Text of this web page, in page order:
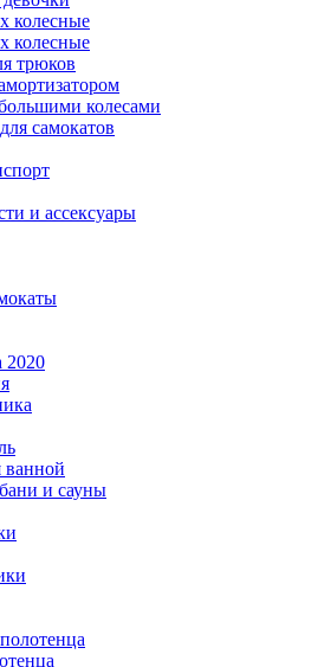
колесные
колесные
трюков
колесами
самокатов
и ассексуары
2020
ванной
и сауны